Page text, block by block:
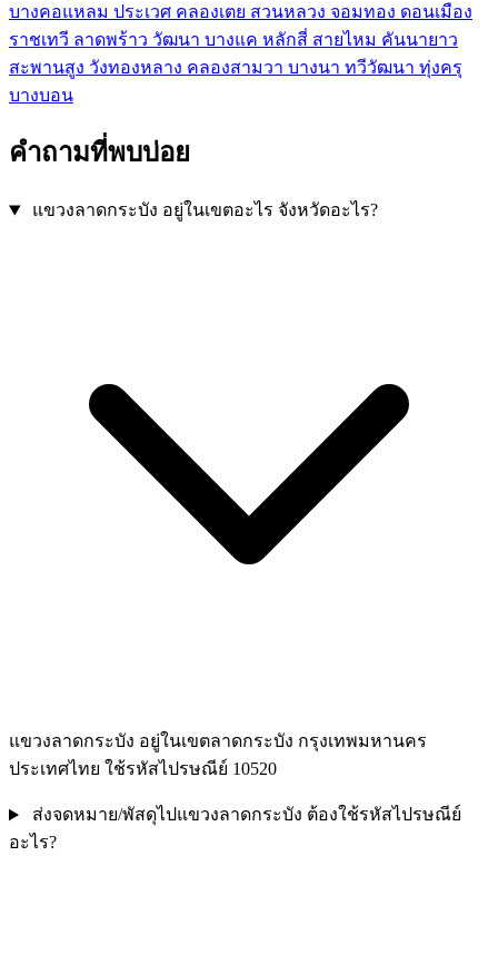
บางคอแหลม ประเวศ คลองเตย สวนหลวง จอมทอง ดอนเมือง
ราชเทวี ลาดพร้าว วัฒนา บางแค หลักสี่ สายไหม คันนายาว
สะพานสูง วังทองหลาง คลองสามวา บางนา ทวีวัฒนา ทุ่งครุ
บางบอน
คำถามที่พบบ่อย
แขวงลาดกระบัง อยู่ในเขตอะไร จังหวัดอะไร?
แขวงลาดกระบัง อยู่ในเขตลาดกระบัง กรุงเทพมหานคร
ประเทศไทย ใช้รหัสไปรษณีย์ 10520
ส่งจดหมาย/พัสดุไปแขวงลาดกระบัง ต้องใช้รหัสไปรษณีย์
อะไร?